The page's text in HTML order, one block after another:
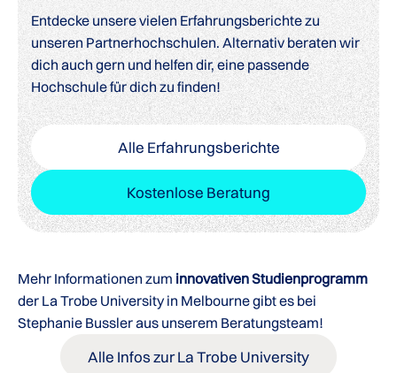
Entdecke unsere vielen Erfahrungsberichte zu
unseren Partnerhochschulen. Alternativ beraten wir
dich auch gern und helfen dir, eine passende
Hochschule für dich zu finden!
Alle Erfahrungsberichte
Kostenlose Beratung
Mehr Informationen zum innovativen Studienprogramm
der La Trobe University in Melbourne gibt es bei
Stephanie Bussler aus unserem Beratungsteam!
Alle Infos zur La Trobe University